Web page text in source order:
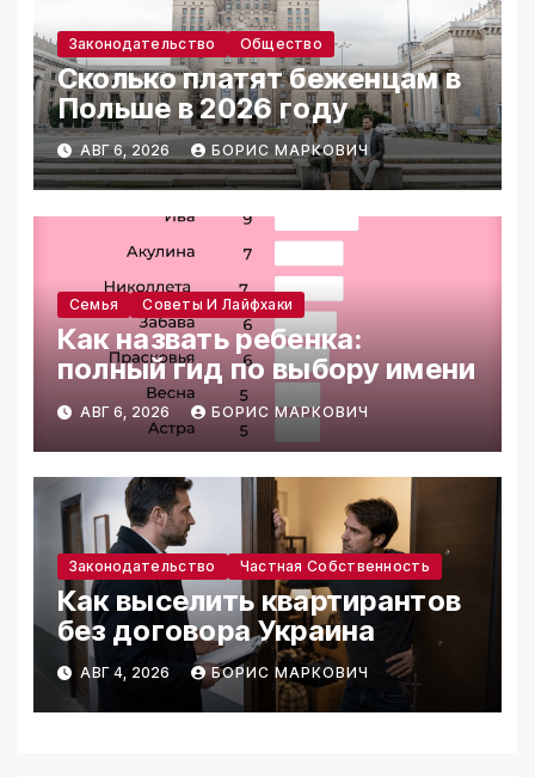
Законодательство Общество
Сколько платят беженцам в
Польше в 2026 году
АВГ 6, 2026 БОРИС МАРКОВИЧ
Семья Советы И Лайфхаки
Как назвать ребенка:
полный гид по выбору имени
АВГ 6, 2026 БОРИС МАРКОВИЧ
Законодательство Частная Собственность
Как выселить квартирантов
без договора Украина
АВГ 4, 2026 БОРИС МАРКОВИЧ